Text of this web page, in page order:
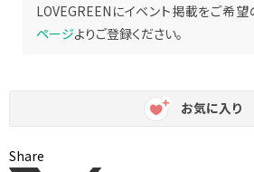
LOVEGREENにイベント掲載をご希望
ページよりご登録ください。
お気に入り
Share